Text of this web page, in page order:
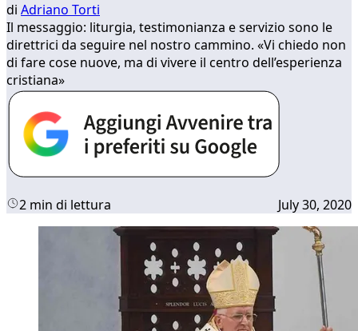
di Adriano Torti
Il messaggio: liturgia, testimonianza e servizio sono le
direttrici da seguire nel nostro cammino. «Vi chiedo non
di fare cose nuove, ma di vivere il centro dell’esperienza
cristiana»
2 min di lettura July 30, 2020